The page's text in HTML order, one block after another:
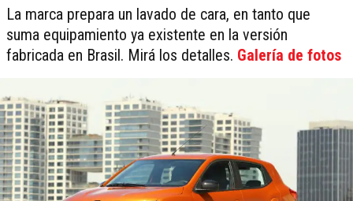
La marca prepara un lavado de cara, en tanto que
suma equipamiento ya existente en la versión
fabricada en Brasil. Mirá los detalles. Galería de fotos